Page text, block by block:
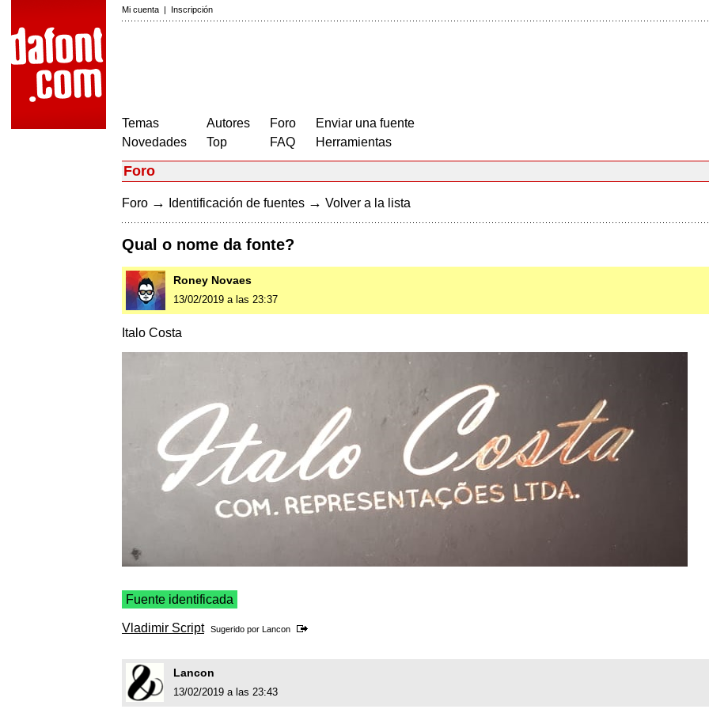
Mi cuenta | Inscripción
Temas
Novedades
Autores
Top
Foro
FAQ
Enviar una fuente
Herramientas
Foro
Foro → Identificación de fuentes → Volver a la lista
Qual o nome da fonte?
Roney Novaes
13/02/2019 a las 23:37
Italo Costa
Fuente identificada
Vladimir Script Sugerido por Lancon
Lancon
13/02/2019 a las 23:43